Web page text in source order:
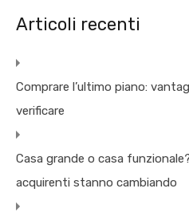
Articoli recenti
Comprare l’ultimo piano:
verificare
Casa grande o casa
acquirenti stanno cambiando